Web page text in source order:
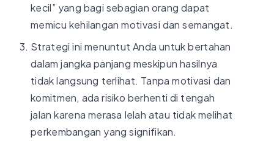
kecil” yang bagi sebagian orang dapat
memicu kehilangan motivasi dan semangat.
Strategi ini menuntut Anda untuk bertahan
dalam jangka panjang meskipun hasilnya
tidak langsung terlihat. Tanpa motivasi dan
komitmen, ada risiko berhenti di tengah
jalan karena merasa lelah atau tidak melihat
perkembangan yang signifikan.